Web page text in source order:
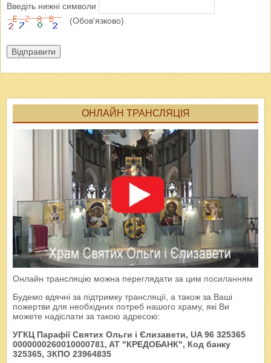
Введіть нижні символи
(Обов'язково)
Відправити
ОНЛАЙН ТРАНСЛЯЦІЯ
Онлайн трансляцію можна переглядати за цим посиланням
Будемо вдячні за підтримку трансляції, а також за Ваші
пожертви для необхідних потреб нашого храму, які Ви
можете надіслати за такою адресою:
УГКЦ Парафії Святих Ольги і Єлизавети, UA 96 325365
0000000260010000781, AT "КРЕДОБАНК", Код банку
325365, ЗКПО 23964835